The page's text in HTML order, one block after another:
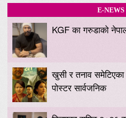
E-NEWS
KGF का गरुडाको
खुसी र तनाव समेटिएका
पोस्टर सार्वजनिक